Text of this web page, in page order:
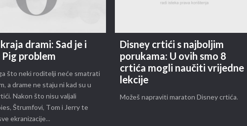
drami: Sad je i
Pig problem
što neki roditelji neće smatrati
a drame ne staju ni kad su u
Nakon što nisu valjali
Štrumfovi, Tom i Jerry te
ekranizacije...
Disney crtići s najboljim
porukama: U ovih smo 8
crtića mogli naučiti vrijedne
lekcije
Možeš napraviti maraton Disney crtića.